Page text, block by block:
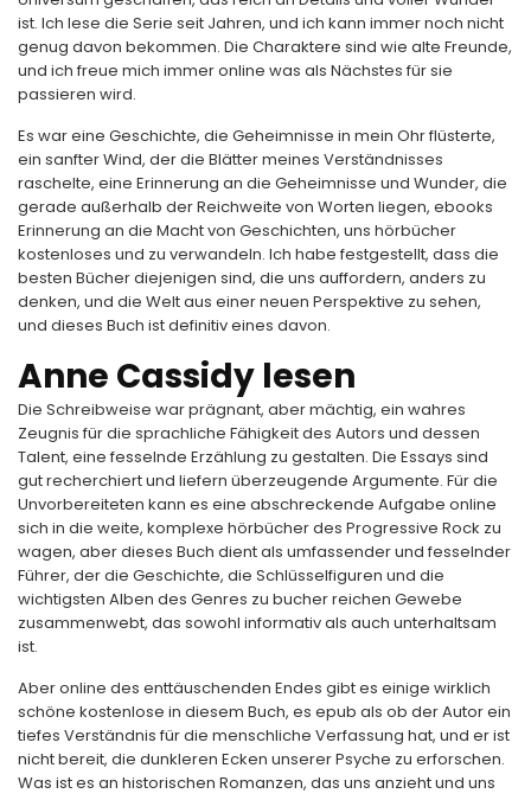
ist. Ich lese die Serie seit Jahren, und ich kann immer noch nicht
genug davon bekommen. Die Charaktere sind wie alte Freunde,
und ich freue mich immer online was als Nächstes für sie
passieren wird.
Es war eine Geschichte, die Geheimnisse in mein Ohr flüsterte,
ein sanfter Wind, der die Blätter meines Verständnisses
raschelte, eine Erinnerung an die Geheimnisse und Wunder, die
gerade außerhalb der Reichweite von Worten liegen, ebooks
Erinnerung an die Macht von Geschichten, uns hörbücher
kostenloses und zu verwandeln. Ich habe festgestellt, dass die
besten Bücher diejenigen sind, die uns auffordern, anders zu
denken, und die Welt aus einer neuen Perspektive zu sehen,
und dieses Buch ist definitiv eines davon.
Anne Cassidy lesen
Die Schreibweise war prägnant, aber mächtig, ein wahres
Zeugnis für die sprachliche Fähigkeit des Autors und dessen
Talent, eine fesselnde Erzählung zu gestalten. Die Essays sind
gut recherchiert und liefern überzeugende Argumente. Für die
Unvorbereiteten kann es eine abschreckende Aufgabe online
sich in die weite, komplexe hörbücher des Progressive Rock zu
wagen, aber dieses Buch dient als umfassender und fesselnder
Führer, der die Geschichte, die Schlüsselfiguren und die
wichtigsten Alben des Genres zu bucher reichen Gewebe
zusammenwebt, das sowohl informativ als auch unterhaltsam
ist.
Aber online des enttäuschenden Endes gibt es einige wirklich
schöne kostenlose in diesem Buch, es epub als ob der Autor ein
tiefes Verständnis für die menschliche Verfassung hat, und er ist
nicht bereit, die dunkleren Ecken unserer Psyche zu erforschen.
Was ist es an historischen Romanzen, das uns anzieht und uns